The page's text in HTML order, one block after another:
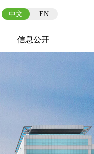
中文 EN
信息公开